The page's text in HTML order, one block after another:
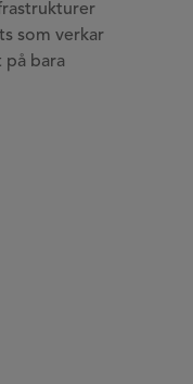
som verkar
på bara